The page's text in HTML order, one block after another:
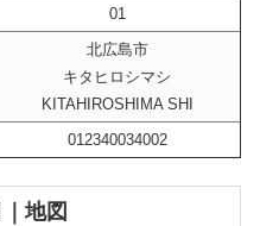
01
北広島市
キタヒロシマシ
KITAHIROSHIMA SHI
012340034002
地図